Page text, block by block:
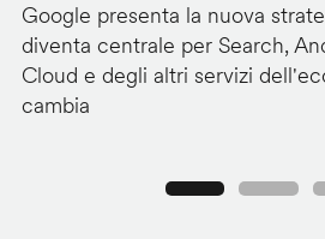
Google presenta la nuova
diventa centrale per Search,
Cloud e degli altri servizi
cambia